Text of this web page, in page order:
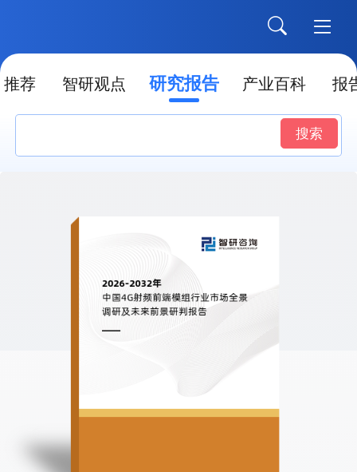
推荐 智研观点 研究报告 产业百科 报
搜索